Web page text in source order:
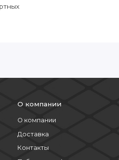
О компании
О компании
Доставка
Контакты